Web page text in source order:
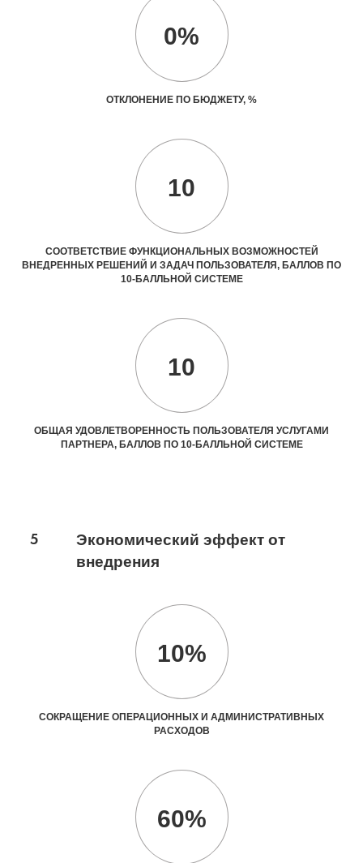
0%
ОТКЛОНЕНИЕ ПО БЮДЖЕТУ, %
10
СООТВЕТСТВИЕ ФУНКЦИОНАЛЬНЫХ ВОЗМОЖНОСТЕЙ
ВНЕДРЕННЫХ РЕШЕНИЙ И ЗАДАЧ ПОЛЬЗОВАТЕЛЯ, БАЛЛОВ ПО
10-БАЛЛЬНОЙ СИСТЕМЕ
10
ОБЩАЯ УДОВЛЕТВОРЕННОСТЬ ПОЛЬЗОВАТЕЛЯ УСЛУГАМИ
ПАРТНЕРА, БАЛЛОВ ПО 10-БАЛЛЬНОЙ СИСТЕМЕ
5
Экономический эффект от
внедрения
10%
СОКРАЩЕНИЕ ОПЕРАЦИОННЫХ И АДМИНИСТРАТИВНЫХ
РАСХОДОВ
60%